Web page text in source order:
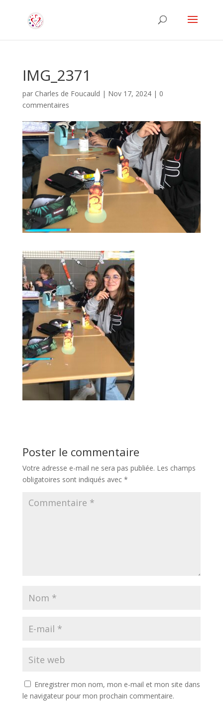
IMG_2371
par Charles de Foucauld | Nov 17, 2024| 0
commentaires
Poster le commentaire
Votre adresse e-mail ne sera pas publiée. Les champs
obligatoires sont indiqués avec *
Enregistrer mon nom, mon e-mail et mon site dans
le navigateur pour mon prochain commentaire.